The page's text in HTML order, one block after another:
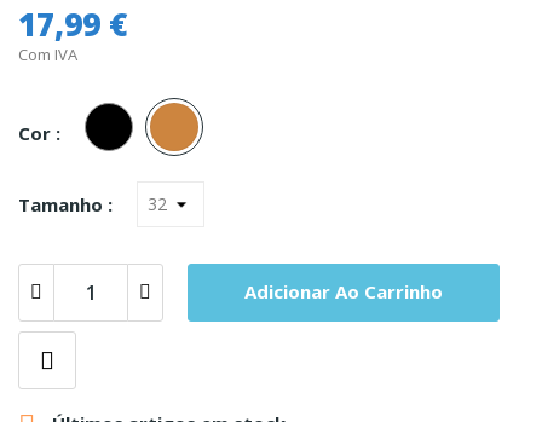
17,99 €
Com IVA
Cor :
Preto Carne
Tamanho :
Adicionar Ao Carrinho